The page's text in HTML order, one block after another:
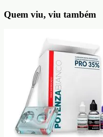
Quem viu, viu também